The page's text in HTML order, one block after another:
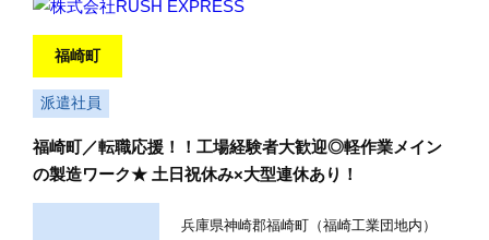
福崎町
派遣社員
福崎町／転職応援！！工場経験者大歓迎◎軽作業メイン
の製造ワーク★ 土日祝休み×大型連休あり！
兵庫県神崎郡福崎町（福崎工業団地内）